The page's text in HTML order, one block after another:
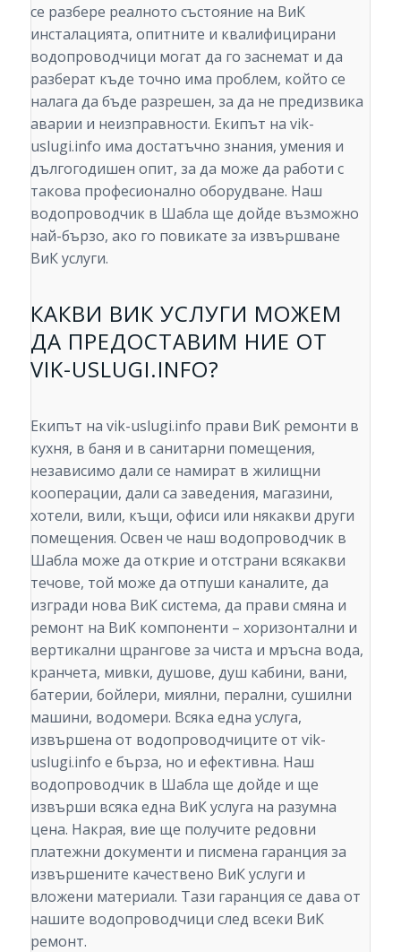
се разбере реалното състояние на ВиК
инсталацията, опитните и квалифицирани
водопроводчици могат да го заснемат и да
разберат къде точно има проблем, който се
налага да бъде разрешен, за да не предизвика
аварии и неизправности. Екипът на vik-
uslugi.info има достатъчно знания, умения и
дългогодишен опит, за да може да работи с
такова професионално оборудване. Наш
водопроводчик в Шабла ще дойде възможно
най-бързо, ако го повикате за извършване
ВиК услуги.
КАКВИ ВИК УСЛУГИ МОЖЕМ
ДА ПРЕДОСТАВИМ НИЕ ОТ
VIK-USLUGI.INFO?
Екипът на vik-uslugi.info прави ВиК ремонти в
кухня, в баня и в санитарни помещения,
независимо дали се намират в жилищни
кооперации, дали са заведения, магазини,
хотели, вили, къщи, офиси или някакви други
помещения. Освен че наш водопроводчик в
Шабла може да открие и отстрани всякакви
течове, той може да отпуши каналите, да
изгради нова ВиК система, да прави смяна и
ремонт на ВиК компоненти – хоризонтални и
вертикални щрангове за чиста и мръсна вода,
кранчета, мивки, душове, душ кабини, вани,
батерии, бойлери, миялни, перални, сушилни
машини, водомери. Всяка една услуга,
извършена от водопроводчиците от vik-
uslugi.info е бърза, но и ефективна. Наш
водопроводчик в Шабла ще дойде и ще
извърши всяка една ВиК услуга на разумна
цена. Накрая, вие ще получите редовни
платежни документи и писмена гаранция за
извършените качествено ВиК услуги и
вложени материали. Тази гаранция се дава от
нашите водопроводчици след всеки ВиК
ремонт.